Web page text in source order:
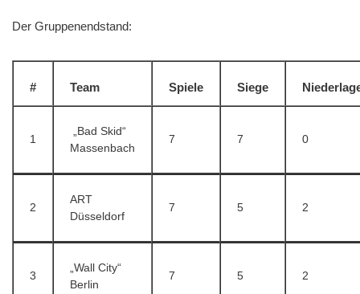
Der Gruppenendstand:
# Team Spiele Siege
1
„Bad Skid“
Massenbach
7 7 0
2
ART
Düsseldorf
7 5 2
3
„Wall City“
Berlin
7 5 2